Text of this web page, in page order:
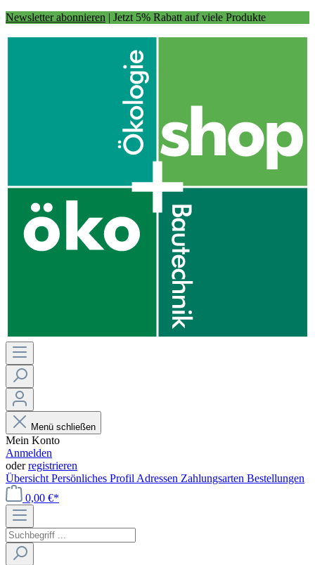
Newsletter abonnieren | Jetzt 5% Rabatt auf viele Produkte
Menü schließen
Mein Konto
Anmelden
oderregistrieren
Übersicht Persönliches Profil Adressen Zahlungsarten Bestellungen
0,00 €*